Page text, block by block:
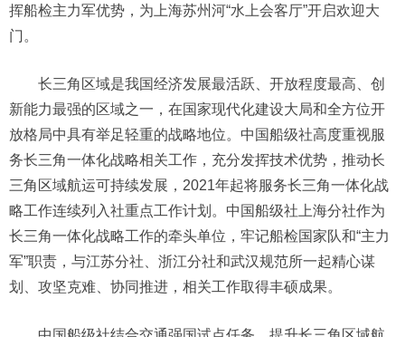
挥船检主力军优势，为上海苏州河“水上会客厅”开启欢迎大
门。
长三角区域是我国经济发展最活跃、开放程度最高、创
新能力最强的区域之一，在国家现代化建设大局和全方位开
放格局中具有举足轻重的战略地位。中国船级社高度重视服
务长三角一体化战略相关工作，充分发挥技术优势，推动长
三角区域航运可持续发展，2021年起将服务长三角一体化战
略工作连续列入社重点工作计划。中国船级社上海分社作为
长三角一体化战略工作的牵头单位，牢记船检国家队和“主力
军”职责，与江苏分社、浙江分社和武汉规范所一起精心谋
划、攻坚克难、协同推进，相关工作取得丰硕成果。